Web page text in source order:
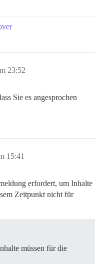
23:52
Sie es angesprochen
15:41
erfordert, um Inhalte
Zeitpunkt nicht für
müssen für die